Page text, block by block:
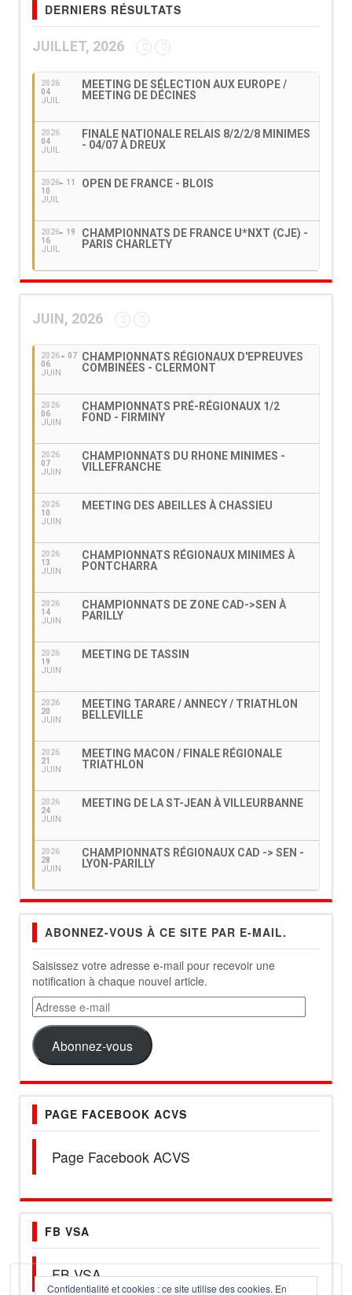
Confidentialité et cookies : ce site utilise des cookies. En
DERNIERS RÉSULTATS
JUILLET, 2026
2026
04
JUIL
MEETING DE SÉLECTION AUX EUROPE /
MEETING DE DÉCINES
2026
04
JUIL
FINALE NATIONALE RELAIS 8/2/2/8 MINIMES
- 04/07 À DREUX
2026
10
JUIL
11 OPEN DE FRANCE - BLOIS
2026
16
JUIL
19
CHAMPIONNATS DE FRANCE U*NXT (CJE) -
PARIS CHARLETY
JUIN, 2026
2026
06
JUIN
07
CHAMPIONNATS RÉGIONAUX D'EPREUVES
COMBINÉES - CLERMONT
2026
06
JUIN
CHAMPIONNATS PRÉ-RÉGIONAUX 1/2
FOND - FIRMINY
2026
07
JUIN
CHAMPIONNATS DU RHONE MINIMES -
VILLEFRANCHE
2026
10
JUIN
MEETING DES ABEILLES À CHASSIEU
2026
13
JUIN
CHAMPIONNATS RÉGIONAUX MINIMES À
PONTCHARRA
2026
14
JUIN
CHAMPIONNATS DE ZONE CAD->SEN À
PARILLY
2026
19
JUIN
MEETING DE TASSIN
2026
20
JUIN
MEETING TARARE / ANNECY / TRIATHLON
BELLEVILLE
2026
21
JUIN
MEETING MACON / FINALE RÉGIONALE
TRIATHLON
2026
24
JUIN
MEETING DE LA ST-JEAN À VILLEURBANNE
2026
28
JUIN
CHAMPIONNATS RÉGIONAUX CAD -> SEN -
LYON-PARILLY
ABONNEZ-VOUS À CE SITE PAR E-MAIL.
Saisissez votre adresse e-mail pour recevoir une
notification à chaque nouvel article.
Adresse
e-
mail
Abonnez-vous
PAGE FACEBOOK ACVS
Page Facebook ACVS
FB VSA
FB VSA